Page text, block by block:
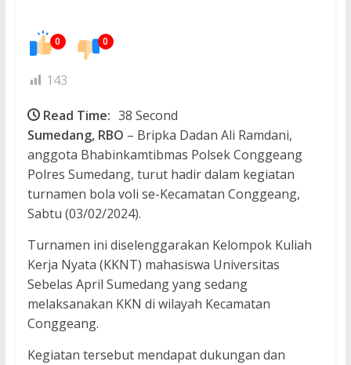
0 0
143
Read Time: 38 Second
Sumedang, RBO – Bripka Dadan Ali Ramdani,
anggota Bhabinkamtibmas Polsek Conggeang
Polres Sumedang, turut hadir dalam kegiatan
turnamen bola voli se-Kecamatan Conggeang,
Sabtu (03/02/2024).
Turnamen ini diselenggarakan Kelompok Kuliah
Kerja Nyata (KKNT) mahasiswa Universitas
Sebelas April Sumedang yang sedang
melaksanakan KKN di wilayah Kecamatan
Conggeang.
Kegiatan tersebut mendapat dukungan dan